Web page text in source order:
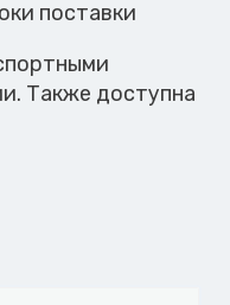
поставки
Также доступна